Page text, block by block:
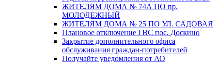
ЖИТЕЛЯМ ДОМА № 74А ПО пр.
МОЛОДЕЖНЫЙ
ЖИТЕЛЯМ ДОМА № 25 ПО УЛ. САДОВАЯ
Плановое отключение ГВС пос. Доскино
Закрытие дополнительного офиса
обслуживания граждан-потребителей
Получайте уведомления от АО